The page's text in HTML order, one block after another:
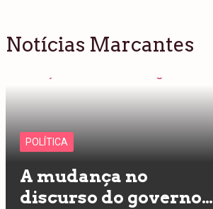
Notícias Marcantes
POLÍTICA
A mudança no
discurso do governo…